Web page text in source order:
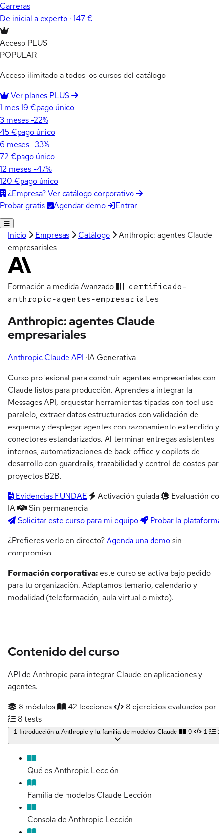
Carreras
De inicial a experto · 147 €
Acceso PLUS
POPULAR
Acceso ilimitado a todos los cursos del catálogo
Ver planes PLUS
1 mes19 €pago único
3 meses -22%
45 €pago único
6 meses -33%
72 €pago único
12 meses -47%
120 €pago único
¿Empresa? Ver catálogo corporativo
Probar gratis
Agendar demo Entrar
Inicio Empresas Catálogo
Anthropic: agentes Claude
empresariales
Formación a medidaAvanzado
certificado-
anthropic-agentes-empresariales
Anthropic: agentes Claude
empresariales
Anthropic Claude API ·IA Generativa
Curso profesional para construir agentes empresariales con
Claude listos para producción. Aprendes a integrar la
Messages API, orquestar herramientas tipadas con tool use
paralelo, extraer datos estructurados con validación de
esquema y desplegar agentes con razonamiento extendido y
conectores estandarizados. Al terminar entregas asistentes
internos, automatizaciones de back-office y copilots de
desarrollo con guardrails, trazabilidad y control de costes
proyectos B2B.
Evidencias FUNDAE
Activación guiada
Evaluación
IA
Sin permanencia
Solicitar este curso para mi equipo
Probar la
¿Prefieres verlo en directo?Agenda una demosin
compromiso.
Formación corporativa: este curso se activa bajo pedido
para tu organización. Adaptamos temario, calendario y
modalidad (teleformación, aula virtual o mixto).
Contenido del curso
API de Anthropic para integrar Claude en aplicaciones y
agentes.
8 módulos
42 lecciones
8 ejercicios evaluados por
8 tests
1 Introducción a Anthropic y la familia de modelos Claude 9 1
Qué es Anthropic Lección
Familia de modelos Claude Lección
Consola de Anthropic Lección